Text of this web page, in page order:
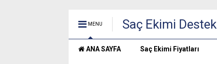
MENU Saç Ekimi Destek
ANA SAYFA Saç Ekimi Fiyatları